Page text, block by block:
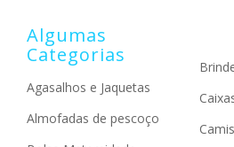
Algumas
Categorias
Agasalhos e Jaquetas
Almofadas de pescoço